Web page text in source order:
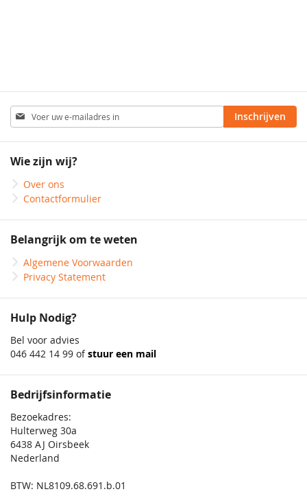
Abonneer
u
op
nieuwsbrief
Inschrijven
Wie zijn wij?
Over ons
Contactformulier
Belangrijk om te weten
Algemene Voorwaarden
Privacy Statement
Hulp Nodig?
Bel voor advies
046 442 14 99 ofstuur een mail
Bedrijfsinformatie
Bezoekadres:
Hulterweg 30a
6438 AJ Oirsbeek
Nederland
BTW: NL8109.68.691.b.01